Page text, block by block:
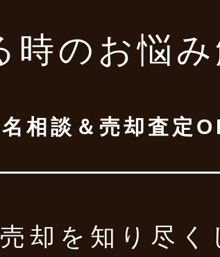
時の お悩
名相談＆売却査定
却を 知り尽く